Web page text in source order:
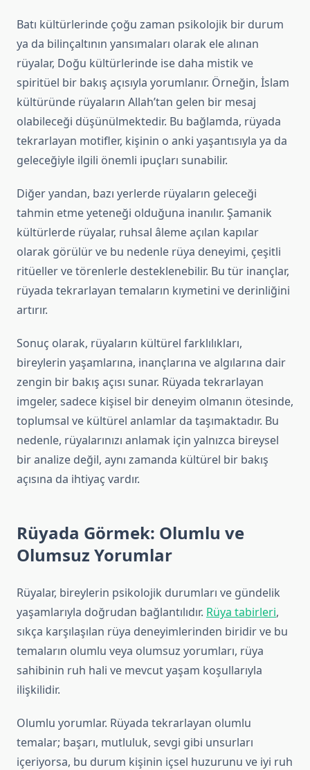
Batı kültürlerinde çoğu zaman psikolojik bir durum
ya da bilinçaltının yansımaları olarak ele alınan
rüyalar, Doğu kültürlerinde ise daha mistik ve
spiritüel bir bakış açısıyla yorumlanır. Örneğin, İslam
kültüründe rüyaların Allah’tan gelen bir mesaj
olabileceği düşünülmektedir. Bu bağlamda, rüyada
tekrarlayan motifler, kişinin o anki yaşantısıyla ya da
geleceğiyle ilgili önemli ipuçları sunabilir.
Diğer yandan, bazı yerlerde rüyaların geleceği
tahmin etme yeteneği olduğuna inanılır. Şamanik
kültürlerde rüyalar, ruhsal âleme açılan kapılar
olarak görülür ve bu nedenle rüya deneyimi, çeşitli
ritüeller ve törenlerle desteklenebilir. Bu tür inançlar,
rüyada tekrarlayan temaların kıymetini ve derinliğini
artırır.
Sonuç olarak, rüyaların kültürel farklılıkları,
bireylerin yaşamlarına, inançlarına ve algılarına dair
zengin bir bakış açısı sunar. Rüyada tekrarlayan
imgeler, sadece kişisel bir deneyim olmanın ötesinde,
toplumsal ve kültürel anlamlar da taşımaktadır. Bu
nedenle, rüyalarınızı anlamak için yalnızca bireysel
bir analize değil, aynı zamanda kültürel bir bakış
açısına da ihtiyaç vardır.
Rüyada Görmek: Olumlu ve
Olumsuz Yorumlar
Rüyalar, bireylerin psikolojik durumları ve gündelik
yaşamlarıyla doğrudan bağlantılıdır. Rüya tabirleri,
sıkça karşılaşılan rüya deneyimlerinden biridir ve bu
temaların olumlu veya olumsuz yorumları, rüya
sahibinin ruh hali ve mevcut yaşam koşullarıyla
ilişkilidir.
Olumlu yorumlar. Rüyada tekrarlayan olumlu
temalar; başarı, mutluluk, sevgi gibi unsurları
içeriyorsa, bu durum kişinin içsel huzurunu ve iyi ruh